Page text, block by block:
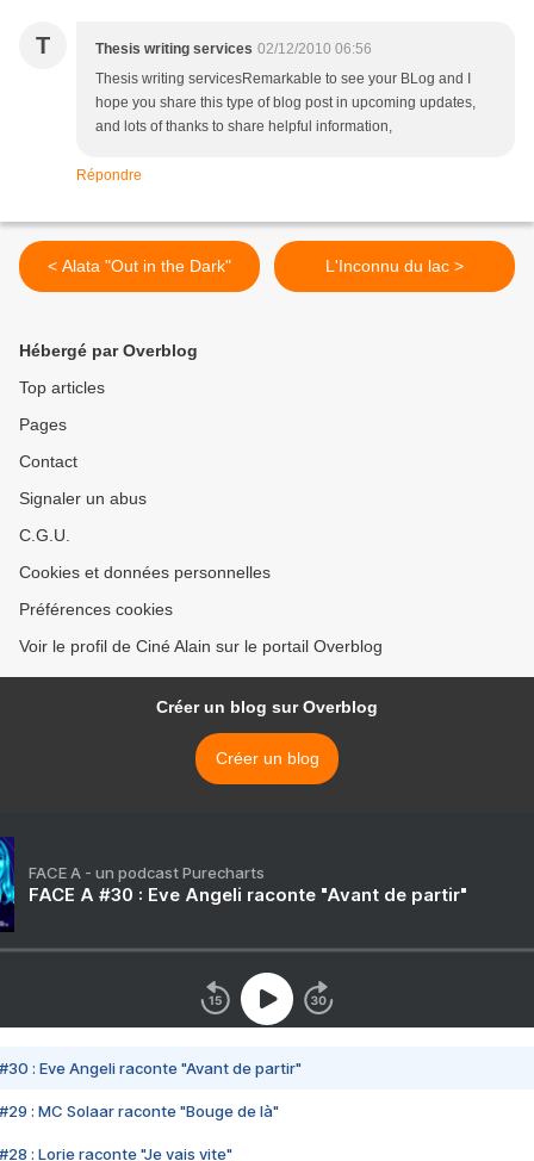
T Thesis writing services 02/12/2010 06:56
Thesis writing servicesRemarkable to see your BLog and I
hope you share this type of blog post in upcoming updates,
and lots of thanks to share helpful information,
Répondre
< Alata "Out in the Dark" L'Inconnu du lac >
Hébergé par Overblog
Top articles
Pages
Contact
Signaler un abus
C.G.U.
Cookies et données personnelles
Préférences cookies
Voir le profil de Ciné Alain sur le portail Overblog
Créer un blog sur Overblog
Créer un blog
FACE A - un podcast Purecharts
FACE A #30 : Eve Angeli raconte "Avant de partir"
#30 : Eve Angeli raconte "Avant de partir"
#29 : MC Solaar raconte "Bouge de là"
#28 : Lorie raconte "Je vais vite"